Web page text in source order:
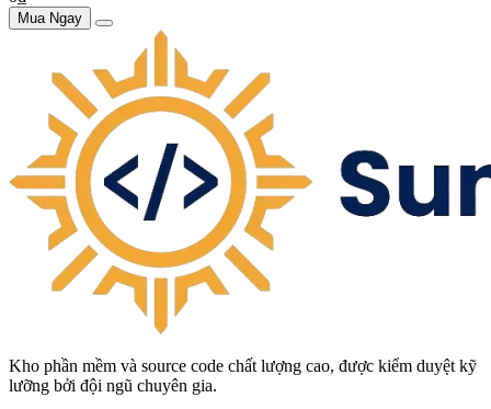
Mua Ngay
Kho phần mềm và source code chất lượng cao, được kiểm duyệt kỹ
lưỡng bởi đội ngũ chuyên gia.